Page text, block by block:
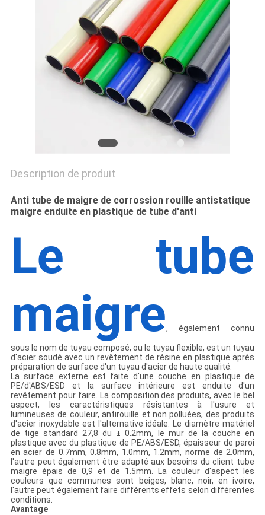
CITATION
Description de produit
Anti tube de maigre de corrossion rouille antistatique
maigre enduite en plastique de tube d'anti
Le tube
maigre, également connu
sous le nom de tuyau composé, ou le tuyau flexible, est un tuyau
d'acier soudé avec un revêtement de résine en plastique après
préparation de surface d'un tuyau d'acier de haute qualité.
La surface externe est faite d'une couche en plastique de
PE/d'ABS/ESD et la surface intérieure est enduite d'un
revêtement pour faire. La composition des produits, avec le bel
aspect, les caractéristiques résistantes à l'usure et
lumineuses de couleur, antirouille et non polluées, des produits
d'acier inoxydable est l'alternative idéale. Le diamètre matériel
de tige standard 27,8 du ± 0.2mm, le mur de la couche en
plastique avec du plastique de PE/ABS/ESD, épaisseur de paroi
en acier de 0.7mm, 0.8mm, 1.0mm, 1.2mm, norme de 2.0mm,
l'autre peut également être adapté aux besoins du client tube
maigre épais de 0,9 et de 1.5mm. La couleur d'aspect les
couleurs que communes sont beiges, blanc, noir, en ivoire,
l'autre peut également faire différents effets selon différentes
conditions.
Avantage